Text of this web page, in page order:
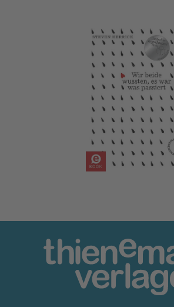
Wir beide wussten, es war was passiert